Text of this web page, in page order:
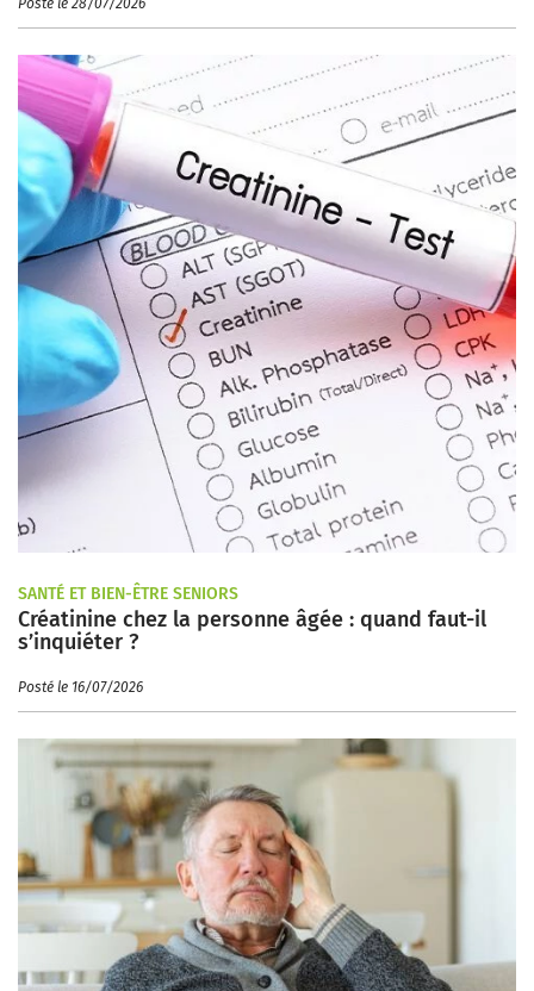
SANTÉ ET BIEN-ÊTRE SENIORS
Créatinine chez la personne âgée : quand faut-il
s’inquiéter ?
Posté le 16/07/2026